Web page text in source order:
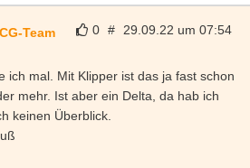
0 # 29.09.22 um 07:54
CG-Team
ich mal. Mit Klipper ist das ja fast schon
mehr. Ist aber ein Delta, da hab ich
keinen Überblick.